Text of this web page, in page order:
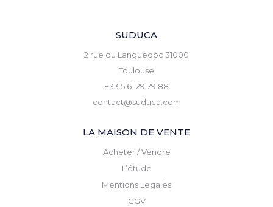
SUDUCA
2 rue du Languedoc 31000
Toulouse
+33 5 61 29 79 88
contact@suduca.com
LA MAISON DE VENTE
Acheter / Vendre
L’étude
Mentions Legales
CGV